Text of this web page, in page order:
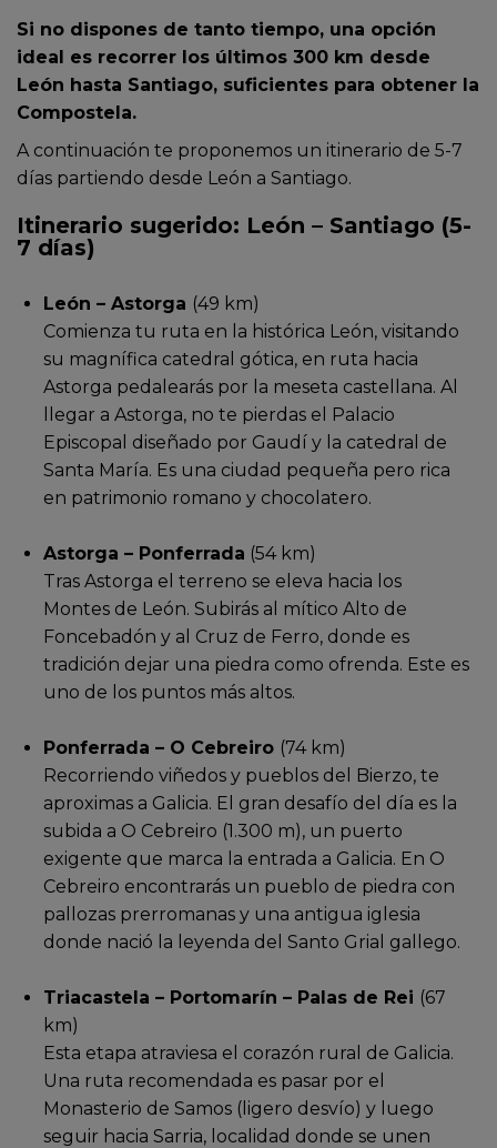
Si no dispones de tanto tiempo, una opción
ideal es recorrer los últimos 300 km desde
León hasta Santiago, suficientes para obtener la
Compostela.
A continuación te proponemos un itinerario de 5-7
días partiendo desde León a Santiago.
Itinerario sugerido: León – Santiago (5-
7 días)
León – Astorga (49 km)
Comienza tu ruta en la histórica León, visitando
su magnífica catedral gótica, en ruta hacia
Astorga pedalearás por la meseta castellana. Al
llegar a Astorga, no te pierdas el Palacio
Episcopal diseñado por Gaudí y la catedral de
Santa María. Es una ciudad pequeña pero rica
en patrimonio romano y chocolatero.
Astorga – Ponferrada (54 km)
Tras Astorga el terreno se eleva hacia los
Montes de León. Subirás al mítico Alto de
Foncebadón y al Cruz de Ferro, donde es
tradición dejar una piedra como ofrenda. Este es
uno de los puntos más altos.
Ponferrada – O Cebreiro (74 km)
Recorriendo viñedos y pueblos del Bierzo, te
aproximas a Galicia. El gran desafío del día es la
subida a O Cebreiro (1.300 m), un puerto
exigente que marca la entrada a Galicia. En O
Cebreiro encontrarás un pueblo de piedra con
pallozas prerromanas y una antigua iglesia
donde nació la leyenda del Santo Grial gallego.
Triacastela – Portomarín – Palas de Rei (67
km)
Esta etapa atraviesa el corazón rural de Galicia.
Una ruta recomendada es pasar por el
Monasterio de Samos (ligero desvío) y luego
seguir hacia Sarria, localidad donde se unen